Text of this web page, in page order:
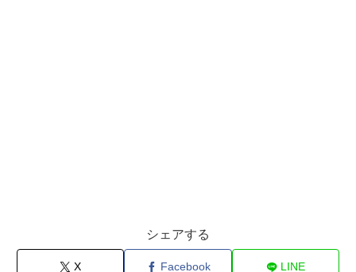
シェアする
X Facebook LINE